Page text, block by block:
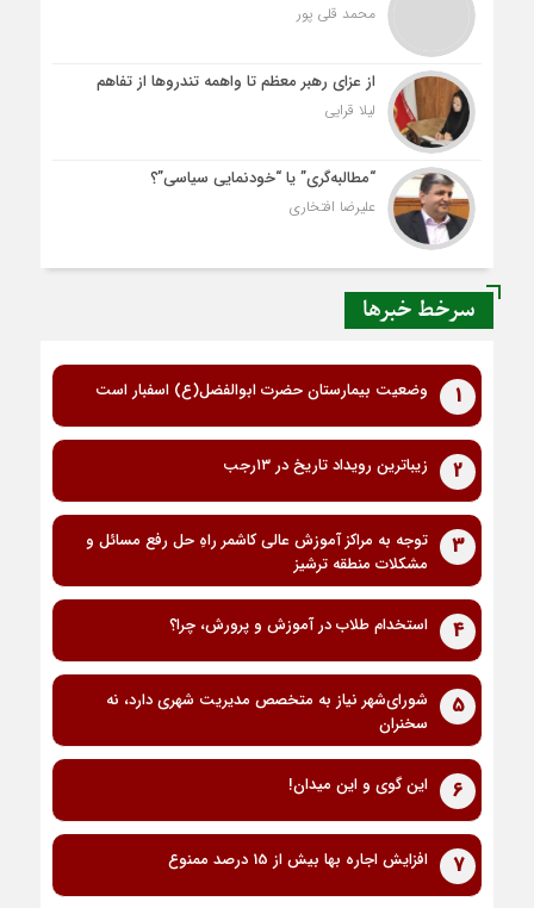
محمد قلی پور
از عزای رهبر معظم تا واهمه تندروها از تفاهم
لیلا قرایی
“مطالبه‌گری” یا “خودنمایی سیاسی”؟
علیرضا افتخاری
سرخط خبرها
1 وضعیت بیمارستان حضرت ابوالفضل(ع) اسفبار است
2 زیباترین رویداد تاریخ در ۱۳رجب
3
توجه به مراکز آموزش عالی کاشمر راهِ حل رفع مسائل و
مشکلات منطقه ترشیز
4 استخدام طلاب در آموزش و پرورش، چرا؟
5
شورای‌شهر نیاز به متخصص مدیریت شهری دارد، نه
سخنران
6 این گوی و این میدان!
7 افزایش اجاره بها بیش از 15 درصد ممنوع